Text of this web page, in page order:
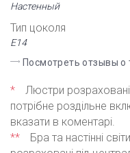
Настенный
Тип цоколя
Е14
Посмотреть отзывы о
*
Люстри
потрібне роздільне
вказати в коментарі.
**
Бра та настінні